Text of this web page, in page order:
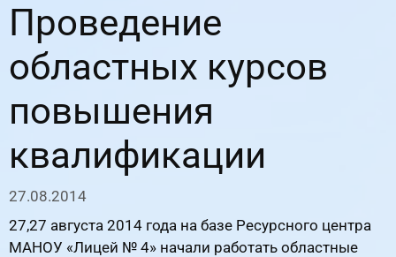
Проведение
областных курсов
повышения
квалификации
27.08.2014
27,27 августа 2014 года на базе Ресурсного центра
МАНОУ «Лицей № 4» начали работать областные